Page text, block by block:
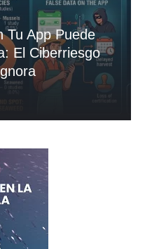
Tu App Puede
El Ciberriesgo